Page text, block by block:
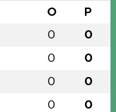
O P
0 0
0 0
0 0
0 0